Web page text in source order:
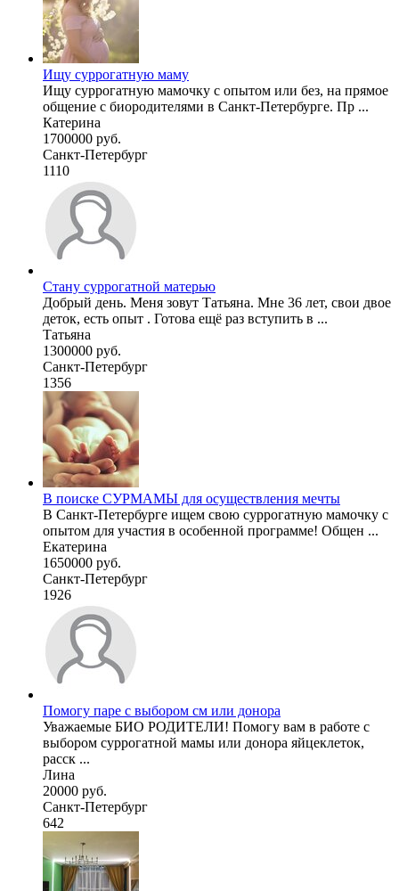
Ищу суррогатную маму
Ищу суррогатную мамочку с опытом или без, на прямое
общение с биородителями в Санкт-Петербурге. Пр ...
Катерина
1700000 руб.
Санкт-Петербург
1110
Стану суррогатной матерью
Добрый день. Меня зовут Татьяна. Мне 36 лет, свои двое
деток, есть опыт . Готова ещё раз вступить в ...
Татьяна
1300000 руб.
Санкт-Петербург
1356
В поиске СУРМАМЫ для осуществления мечты
В Санкт-Петербурге ищем свою суррогатную мамочку с
опытом для участия в особенной программе! Общен ...
Екатерина
1650000 руб.
Санкт-Петербург
1926
Помогу паре с выбором см или донора
Уважаемые БИО РОДИТЕЛИ! Помогу вам в работе с
выбором суррогатной мамы или донора яйцеклеток,
расск ...
Лина
20000 руб.
Санкт-Петербург
642